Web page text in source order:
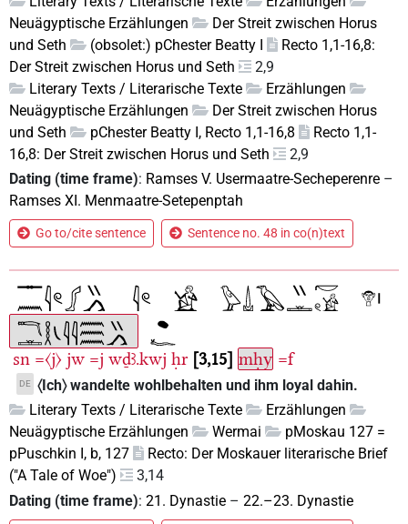
Neuägyptische Erzählungen
Der Streit zwischen Horus
und Seth
(obsolet:) pChester Beatty I
Recto 1,1-16,8:
Der Streit zwischen Horus und Seth
2,9
Literary Texts / Literarische Texte
Erzählungen
Neuägyptische Erzählungen
Der Streit zwischen Horus
und Seth
pChester Beatty I, Recto 1,1-16,8
Recto 1,1-
16,8: Der Streit zwischen Horus und Seth
2,9
Dating (time frame): Ramses V. Usermaatre-Secheperenre –
Ramses XI. Menmaatre-Setepenptah
Go to/cite sentence Sentence no. 48 in co(n)text
sn =〈j〉 jw =j wḏꜣ.kwj ḥr 3,15 mḥy =f
DE 〈Ich〉 wandelte wohlbehalten und ihm loyal dahin.
Literary Texts / Literarische Texte
Erzählungen
Neuägyptische Erzählungen
Wermai
pMoskau 127 =
pPuschkin I, b, 127
Recto: Der Moskauer literarische Brief
("A Tale of Woe")
3,14
Dating (time frame): 21. Dynastie – 22.–23. Dynastie